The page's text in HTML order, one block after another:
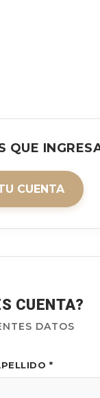
QUE
CUENTA
CUENTA?
DATOS
*